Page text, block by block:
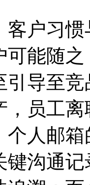
客户习
能随
引导至
，员工
个人邮
键沟通